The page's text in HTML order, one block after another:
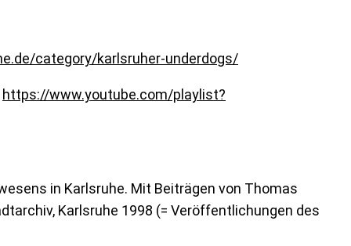
category/karlsruher-underdogs/
https://www.youtube.com/playlist?
in Karlsruhe. Mit Beiträgen von Thomas
Karlsruhe 1998 (= Veröffentlichungen des